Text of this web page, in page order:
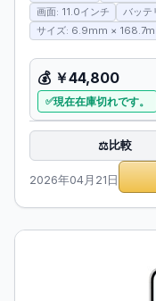
画面: 11.0インチ
バッ
サイズ: 6.9mm ×
💰 ￥44,800
現在在庫切れです。
⚖️比較
2026年04月21日